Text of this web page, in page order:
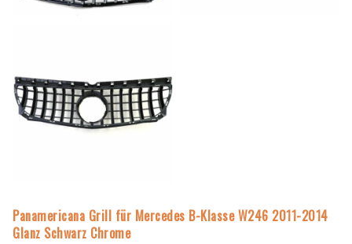
Panamericana Grill für Mercedes B-Klasse W246 2011-2014
Glanz Schwarz Chrome